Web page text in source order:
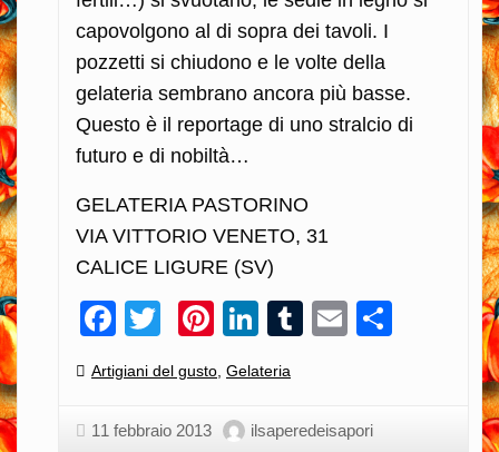
capovolgono al di sopra dei tavoli. I
pozzetti si chiudono e le volte della
gelateria sembrano ancora più basse.
Questo è il reportage di uno stralcio di
futuro e di nobiltà…
GELATERIA PASTORINO
VIA VITTORIO VENETO, 31
CALICE LIGURE (SV)
Facebook
TwitterPinterest
LinkedIn
Tumblr
Email
Categories:
Artigiani del gusto Gelateria
11 febbraio 2013 ilsaperedeisapori